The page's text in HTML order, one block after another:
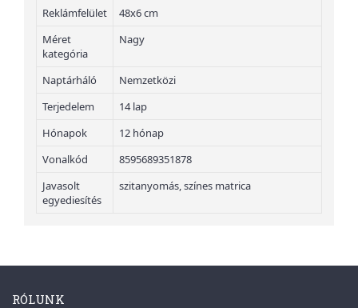
Reklámfelület
48x6 cm
Méret
kategória
Nagy
Naptárháló
Nemzetközi
Terjedelem
14 lap
Hónapok
12 hónap
Vonalkód
8595689351878
Javasolt
egyediesítés
szitanyomás, színes matrica
RÓLUNK